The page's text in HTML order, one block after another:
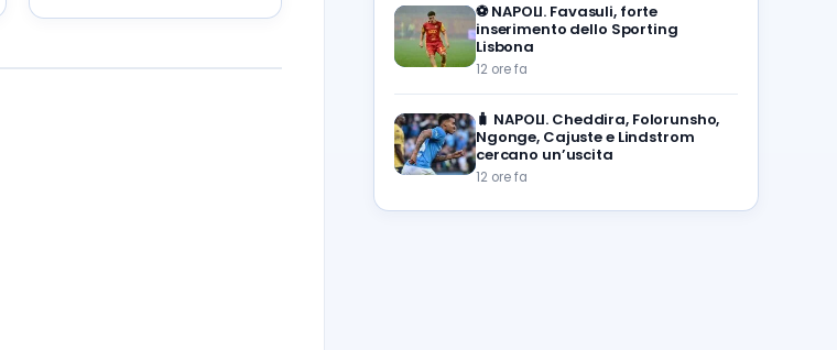
⚽️ NAPOLI. Favasuli, forte
inserimento dello Sporting
Lisbona
12 ore fa
🧳 NAPOLI. Cheddira, Folorunsho,
Ngonge, Cajuste e Lindstrom
cercano un’uscita
12 ore fa